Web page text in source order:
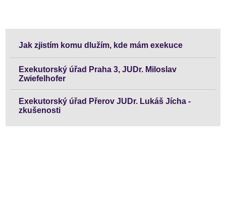
Jak zjistím komu dlužím, kde mám exekuce
Exekutorský úřad Praha 3, JUDr. Miloslav
Zwiefelhofer
Exekutorský úřad Přerov JUDr. Lukáš Jícha -
zkušenosti